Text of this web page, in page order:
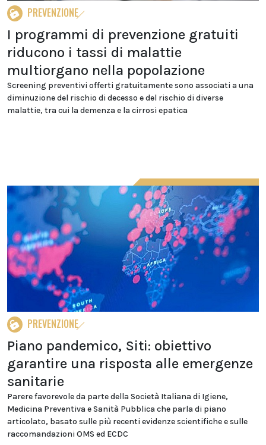
PREVENZIONE
I programmi di prevenzione gratuiti
riducono i tassi di malattie
multiorgano nella popolazione
Screening preventivi offerti gratuitamente sono associati a una
diminuzione del rischio di decesso e del rischio di diverse
malattie, tra cui la demenza e la cirrosi epatica
PREVENZIONE
Piano pandemico, Siti: obiettivo
garantire una risposta alle emergenze
sanitarie
Parere favorevole da parte della Società Italiana di Igiene,
Medicina Preventiva e Sanità Pubblica che parla di piano
articolato, basato sulle più recenti evidenze scientifiche e sulle
raccomandazioni OMS ed ECDC